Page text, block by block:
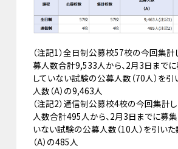
（注記1）全日制公募校57校の今回集
募人数合計9,533人から、2月3日まで
していない試験の公募人数（70人）を引
人数（A）の9,463人
（注記2）通信制公募校4校の今回集計
人数合計495人から、2月3日までに募
いない試験の公募人数（10人）を引い
（A）の485人